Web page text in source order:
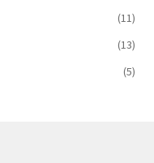
(11)
(13)
(5)